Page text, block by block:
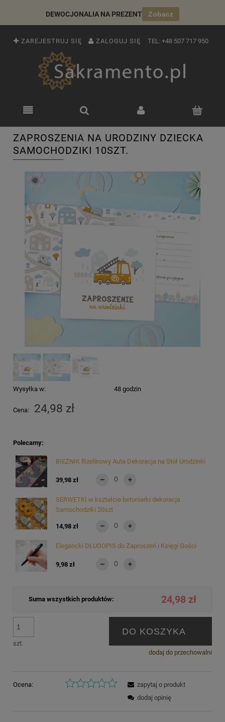
DEWOCJONALIA NA PREZENT Zobacz
ZAREJESTRUJ SIĘ ZALOGUJ SIĘ TEL: +48 507 717 950
ZAPROSZENIA NA URODZINY DZIECKA
SAMOCHODZIKI 10SZT.
Wysyłka w: 48 godzin
Cena: 24,98 zł
Polecamy:
SERWETKI w kształcie betoniarki dekoracja
Samochodziki 20szt
14,98 zł
BIEŻNIK flizelinowy Auta Dekoracja na Stół Urodzinki
39,98 zł
Elegancki DŁUGOPIS do Zaproszeń i Księgi Gości
9,98 zł
Suma wszystkich produktów: 24,98 zł
szt.
DO KOSZYKA
dodaj do przechowalni
Ocena:
zapytaj o produkt
dodaj opinię